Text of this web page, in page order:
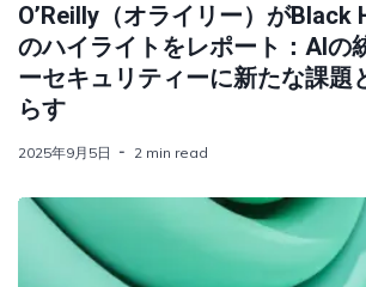
O’Reilly（オライリー）がBlack
のハイライトをレポート：AIの
ーセキュリティーに新たな課題
らす
2025年9月5日 2 min read